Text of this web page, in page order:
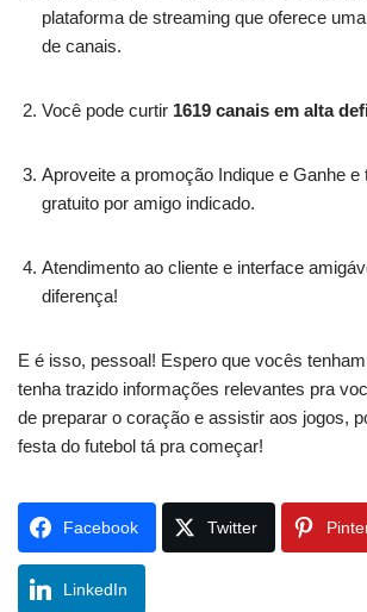
plataforma de streaming que oferece
de canais.
Você pode curtir 1619 canais em alta
Aproveite a promoção Indique e Ganhe e
gratuito por amigo indicado.
Atendimento ao cliente e interface
diferença!
E é isso, pessoal! Espero que vocês
tenha trazido informações relevantes pra
de preparar o coração e assistir aos jogos,
festa do futebol tá pra começar!
Facebook Twitter
LinkedIn